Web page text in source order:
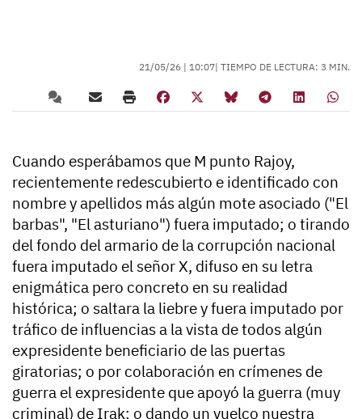
21/05/26 | 10:07| TIEMPO DE LECTURA: 3 MIN.
Cuando esperábamos que M punto Rajoy,
recientemente redescubierto e identificado con
nombre y apellidos más algún mote asociado ("El
barbas", "El asturiano") fuera imputado; o tirando
del fondo del armario de la corrupción nacional
fuera imputado el señor X, difuso en su letra
enigmática pero concreto en su realidad
histórica; o saltara la liebre y fuera imputado por
tráfico de influencias a la vista de todos algún
expresidente beneficiario de las puertas
giratorias; o por colaboración en crímenes de
guerra el expresidente que apoyó la guerra (muy
criminal) de Irak; o dando un vuelco nuestra